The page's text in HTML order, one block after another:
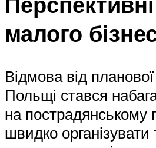
малого
Відмова від
Польщі стався
на пострадянському
швидко організувати